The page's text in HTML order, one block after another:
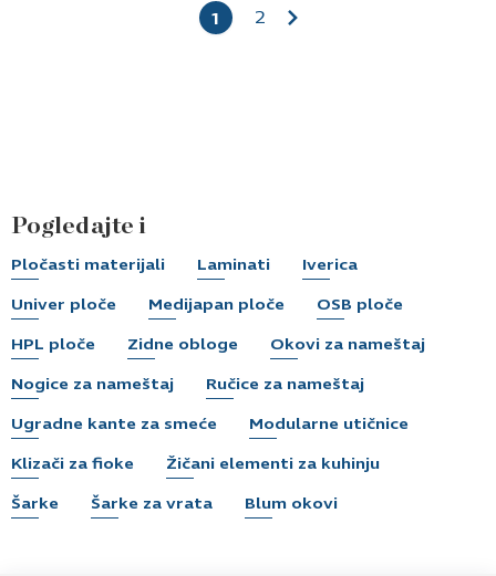
1 2
Pogledajte i
Pločasti materijali Laminati Iverica
Univer ploče Medijapan ploče OSB ploče
HPL ploče Zidne obloge Okovi za nameštaj
Nogice za nameštaj Ručice za nameštaj
Ugradne kante za smeće Modularne utičnice
Klizači za fioke Žičani elementi za kuhinju
Šarke Šarke za vrata Blum okovi